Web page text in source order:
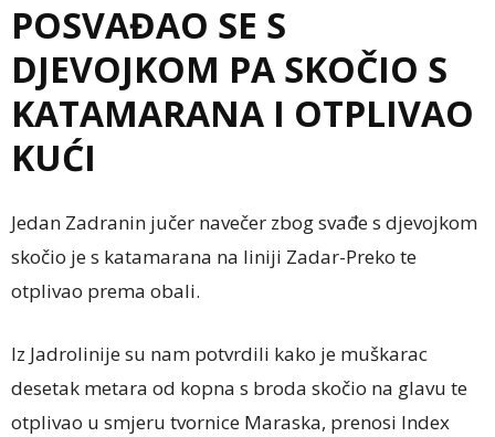
POSVAĐAO SE S
DJEVOJKOM PA SKOČIO S
KATAMARANA I OTPLIVAO
KUĆI
Jedan Zadranin jučer navečer zbog svađe s djevojkom
skočio je s katamarana na liniji Zadar-Preko te
otplivao prema obali.
Iz Jadrolinije su nam potvrdili kako je muškarac
desetak metara od kopna s broda skočio na glavu te
otplivao u smjeru tvornice Maraska, prenosi Index